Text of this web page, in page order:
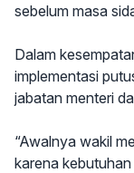
sebelum masa
Dalam
implementasi
jabatan menteri
“Awalnya wakil
karena